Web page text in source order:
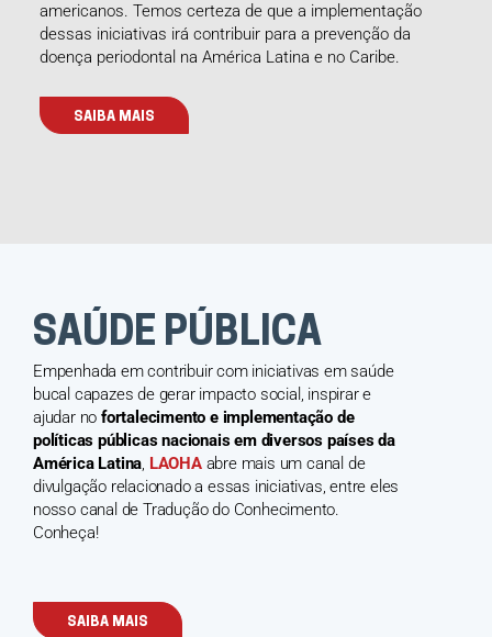
americanos. Temos certeza de que a implementação
dessas iniciativas irá contribuir para a prevenção da
doença periodontal na América Latina e no Caribe.
SAIBA MAIS
SAÚDE PÚBLICA
Empenhada em contribuir com iniciativas em saúde
bucal capazes de gerar impacto social, inspirar e
ajudar no fortalecimento e implementação de
políticas públicas nacionais em diversos países da
América Latina, LAOHAabre mais um canal de
divulgação relacionado a essas iniciativas, entre eles
nosso canal de Tradução do Conhecimento.
Conheça!
SAIBA MAIS